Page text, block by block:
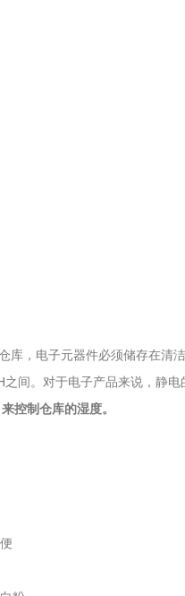
库，电子元器件必须储存在清
间。对于电子产品来说，静
控制仓库的湿度。